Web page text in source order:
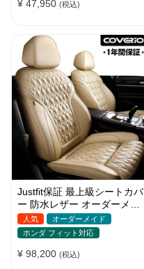
¥ 47,950 (税込)
Justfit保証 最上級シートカバ
ー 防水レザー オーダーメイ
ド 6色 おしゃれ 全席セット
人気
オーダーメイド
ホンダ フィット対応
¥ 98,200 (税込)